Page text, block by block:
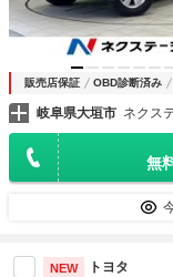
販売店保証 OBD診断済み
岐阜県大垣市 ネクス
無
NEW トヨタ